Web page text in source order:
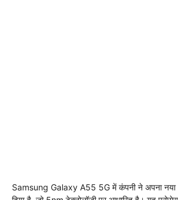
Samsung Galaxy A55 5G में कंपनी ने अपना नया